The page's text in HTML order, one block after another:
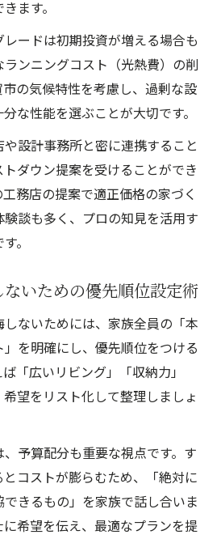
ます。
ードは初期投資が増える場合も
ンニングコスト（光熱費）の削
の気候特性を考慮し、過剰な設
な性能を選ぶことが大切です。
設計事務所と密に連携すること
ダウン提案を受けることができ
務店の提案で適正価格の家づく
談も多く、プロの知見を活用す
。
いための優先順位設定術
ないためには、家族全員の「本
を明確にし、優先順位をつける
「広いリビング」「収納力」
希望をリスト化して整理しましょ
予算配分も重要な視点です。す
コストが膨らむため、「絶対に
きるもの」を家族で話し合いま
希望を伝え、最適なプランを提